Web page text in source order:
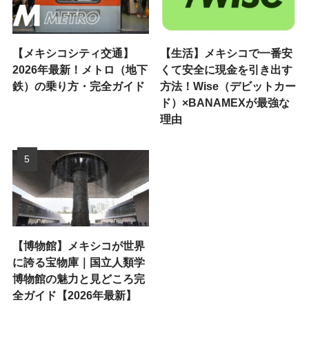
【メキシコシティ交通】
2026年最新！メトロ（地下
鉄）の乗り方・完全ガイド
【生活】メキシコで一番安
くて安全に現金を引き出す
方法！Wise（デビットカー
ド）×BANAMEXが最強な
理由
【博物館】メキシコが世界
に誇る宝物庫｜国立人類学
博物館の魅力と見どころ完
全ガイド【2026年最新】